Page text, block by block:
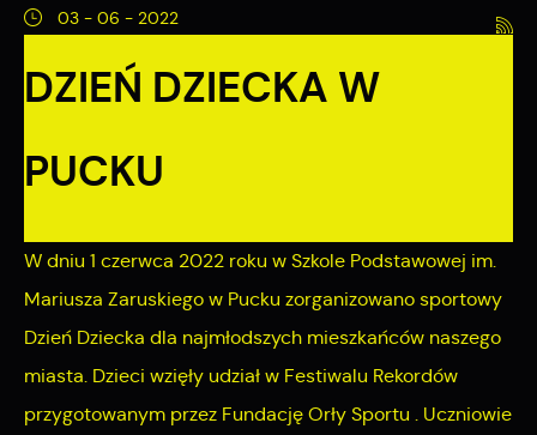
03 - 06 - 2022
DZIEŃ DZIECKA W
PUCKU
W dniu 1 czerwca 2022 roku w Szkole Podstawowej im.
Mariusza Zaruskiego w Pucku zorganizowano sportowy
Dzień Dziecka dla najmłodszych mieszkańców naszego
miasta. Dzieci wzięły udział w Festiwalu Rekordów
przygotowanym przez Fundację Orły Sportu . Uczniowie
preferencji prywatności, logowania czy wypełniania
może działać bez zakłóceń.
Tego typu pliki cookies umożliwiają stronie internetowej
personalizację określonych funkcjonalności czy
komfort korzystania z funkcjonalności naszej strony poprzez
dopasowanie jej do Twoich indywidualnych preferencji.
Wyrażenie zgody na funkcjonalne i personalizacyjne pliki
cookies gwarantuje dostępność większej ilości funkcji na
Więcej
Analityczne
Analityczne pliki cookies pomagają nam rozwijać się i
dostosowywać do Twoich potrzeb.